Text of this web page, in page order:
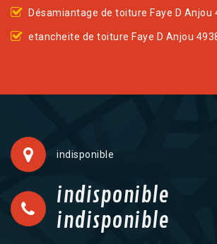
Désamiantage de toiture Faye D Anjou
etancheite de toiture Faye D Anjou
indisponible
indisponible
indisponible